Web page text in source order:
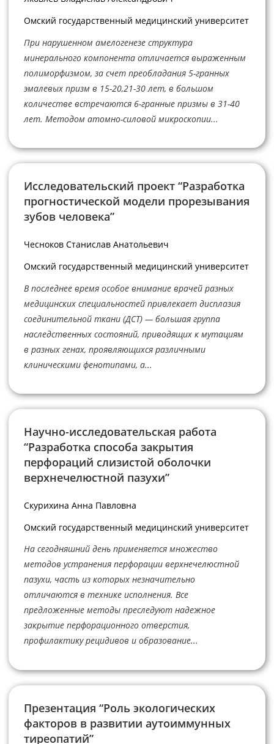
Омский государственный медицинский университет
При нарушенном амелогенезе структура
минерального компонента отличается выраженным
полиморфизмом, за счет преобладания 5-гранных
эмалевых призм в 15-20,21-30 лет, в большом
количестве встречаются 6-гранные призмы в 31-40
лет. Методом атомно-силовой микроскопии...
Исследовательский проект “Разработка
прогностической модели прорезывания
зубов человека”
Чесноков Станислав Анатольевич
Омский государственный медицинский университет
В последнее время особое внимание врачей разных
медицинских специальностей привлекает дисплазия
соединительной ткани (ДСТ) — большая группа
наследственных состояний, приводящих к мутациям
в разных генах, проявляющихся различными
клиническими фенотипами, а...
Научно-исследовательская работа
“Разработка способа закрытия
перфораций слизистой оболочки
верхнечелюстной пазухи”
Скурихина Анна Павловна
Омский государственный медицинский университет
На сегодняшний день применяется множество
методов устранения перфорации верхнечелюстной
пазухи, часть из которых незначительно
отличаются в технике исполнения. Все
предложенные методы преследуют надежное
закрытие перфорационного отверстия,
профилактику рецидивов и образование...
Презентация “Роль экологических
факторов в развитии аутоиммунных
тиреопатий”